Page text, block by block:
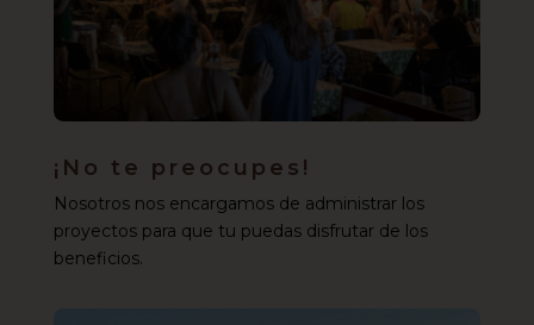
¡No te preocupes!
Nosotros nos encargamos de administrar los
proyectos para que tu puedas disfrutar de los
beneficios.